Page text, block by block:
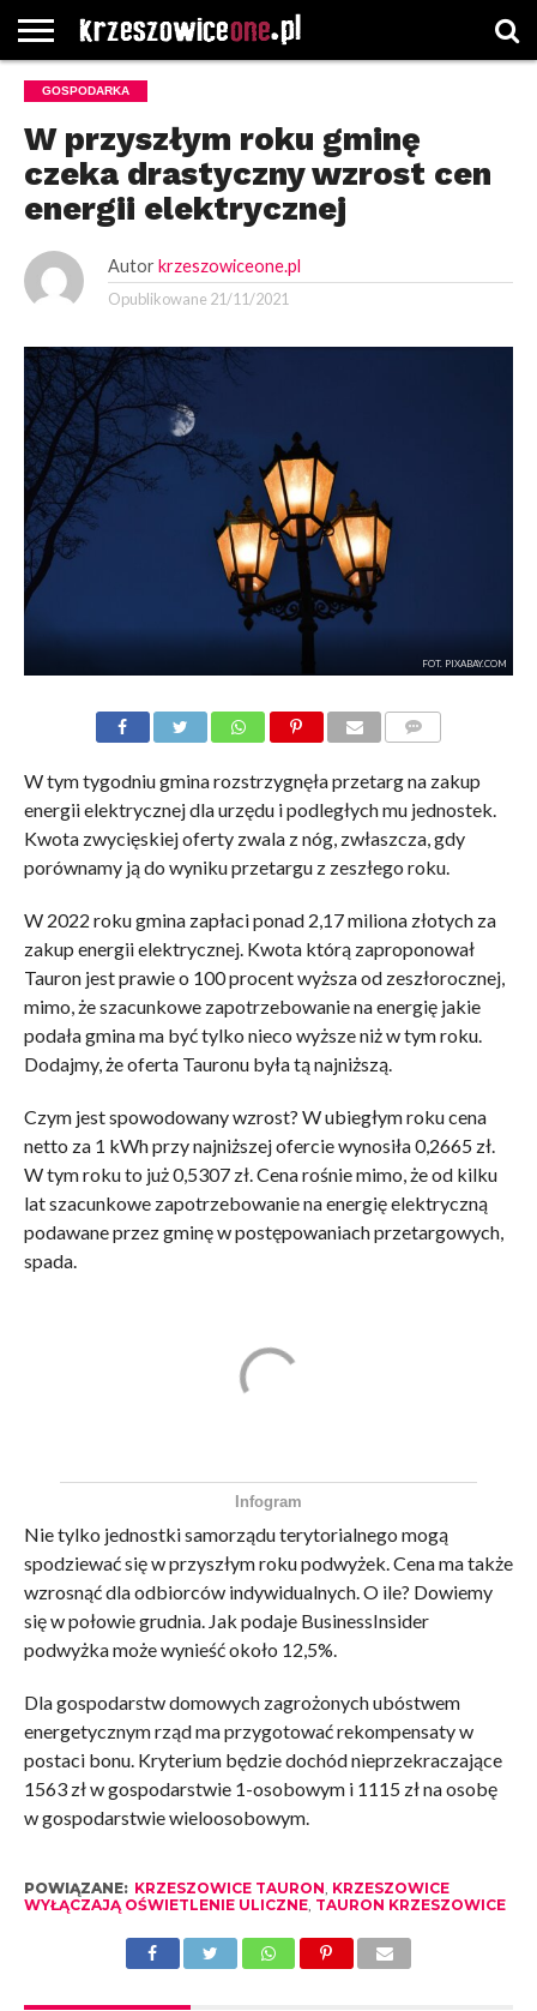
STRONA
GŁÓWNA
WYBORY
WYBIERZ
ROZKŁADY
GREGORCZYK
KONTAKT
GOSPODARKA
W przyszłym roku gminę
czeka drastyczny wzrost cen
energii elektrycznej
Autor krzeszowiceone.pl
Opublikowane 21/11/2021
FOT. PIXABAY.COM
W tym tygodniu gmina rozstrzygnęła przetarg na zakup
energii elektrycznej dla urzędu i podległych mu jednostek.
Kwota zwycięskiej oferty zwala z nóg, zwłaszcza, gdy
porównamy ją do wyniku przetargu z zeszłego roku.
W 2022 roku gmina zapłaci ponad 2,17 miliona złotych za
zakup energii elektrycznej. Kwota którą zaproponował
Tauron jest prawie o 100 procent wyższa od zeszłorocznej,
mimo, że szacunkowe zapotrzebowanie na energię jakie
podała gmina ma być tylko nieco wyższe niż w tym roku.
Dodajmy, że oferta Tauronu była tą najniższą.
Czym jest spowodowany wzrost? W ubiegłym roku cena
netto za 1 kWh przy najniższej ofercie wynosiła 0,2665 zł.
W tym roku to już 0,5307 zł. Cena rośnie mimo, że od kilku
lat szacunkowe zapotrzebowanie na energię elektryczną
podawane przez gminę w postępowaniach przetargowych,
spada.
Infogram
Nie tylko jednostki samorządu terytorialnego mogą
spodziewać się w przyszłym roku podwyżek. Cena ma także
wzrosnąć dla odbiorców indywidualnych. O ile? Dowiemy
się w połowie grudnia. Jak podaje BusinessInsider
podwyżka może wynieść około 12,5%.
Dla gospodarstw domowych zagrożonych ubóstwem
energetycznym rząd ma przygotować rekompensaty w
postaci bonu. Kryterium będzie dochód nieprzekraczające
1563 zł w gospodarstwie 1-osobowym i 1115 zł na osobę
w gospodarstwie wieloosobowym.
POWIĄZANE: KRZESZOWICE TAURON KRZESZOWICE
WYŁĄCZAJĄ OŚWIETLENIE ULICZNE, TAURON KRZESZOWICE